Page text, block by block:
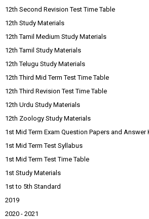
12th Second Revision Test Time Table
12th Study Materials
12th Tamil Medium Study Materials
12th Tamil Study Materials
12th Telugu Study Materials
12th Third Mid Term Test Time Table
12th Third Revision Test Time Table
12th Urdu Study Materials
12th Zoology Study Materials
1st Mid Term Exam Question Papers and Answer
1st Mid Term Test Syllabus
1st Mid Term Test Time Table
1st Study Materials
1st to 5th Standard
2019
2020 - 2021